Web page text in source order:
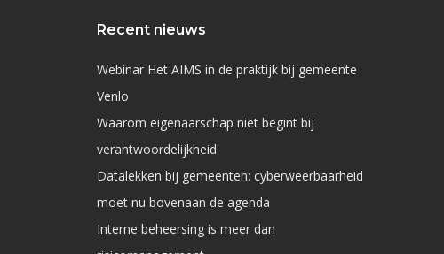
Recent nieuws
Webinar Het AIMS in de praktijk bij gemeente
Venlo
Waarom eigenaarschap niet begint bij
verantwoordelijkheid
Datalekken bij gemeenten: cyberweerbaarheid
moet nu bovenaan de agenda
Interne beheersing is meer dan